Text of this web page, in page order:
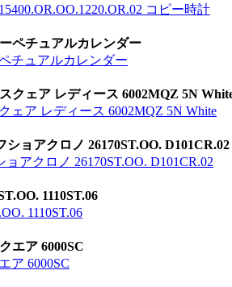
コピー時計
ペチュアルカレンダー
チュアルカレンダー
クェア レディース 6002MQZ 5N
ェア レディース 6002MQZ 5N White
ョアクロノ 26170ST.OO. D101CR.02
アクロノ 26170ST.OO. D101CR.02
1110ST.06
1110ST.06
エア 6000SC
ア 6000SC